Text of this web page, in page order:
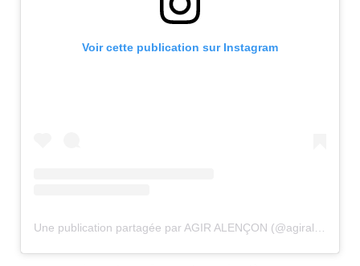
Voir cette publication sur Instagram